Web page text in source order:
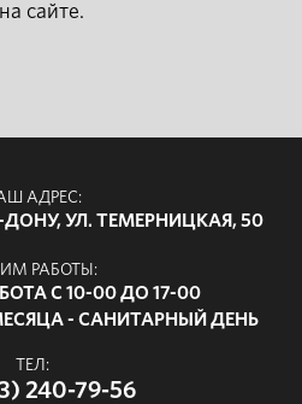
на сайте.
АДРЕС:
УЛ. ТЕМЕРНИЦКАЯ, 50
РАБОТЫ:
С 10-00 ДО 17-00
- САНИТАРНЫЙ ДЕНЬ
ТЕЛ:
240-79-56